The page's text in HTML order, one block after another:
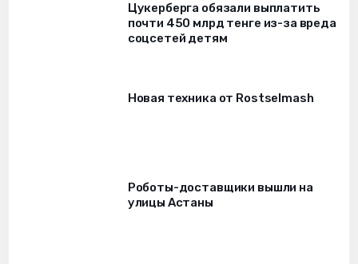
Цукерберга обязали выплатить
почти 450 млрд тенге из-за вреда
соцсетей детям
Новая техника от Rostselmash
Роботы-доставщики вышли на
улицы Астаны